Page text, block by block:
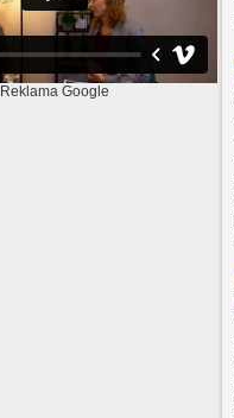
Reklama Google